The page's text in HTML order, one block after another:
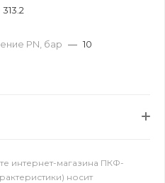
313.2
PN, бар — 10
интернет-магазина ПКФ-
носит